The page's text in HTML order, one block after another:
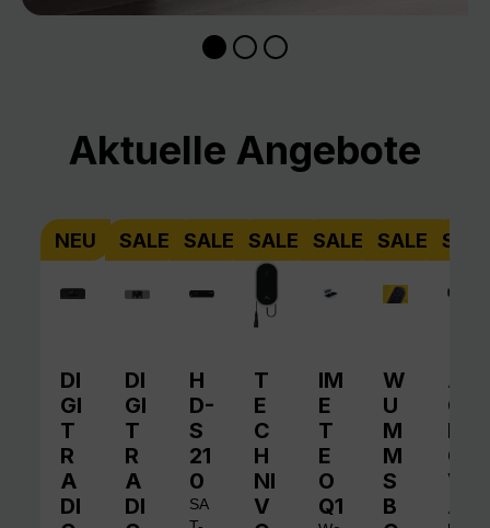
Produktgalerie überspringen
Aktuelle Angebote
NEU
DI
GI
T
R
A
DI
SALE
DI
GI
T
R
A
DI
SALE
H
D-
S
21
0
SA
SALE
T
E
C
H
NI
V
SALE
IM
E
T
E
O
Q1
SALE
W
U
M
M
S
B
A
QI
N
O
V
A